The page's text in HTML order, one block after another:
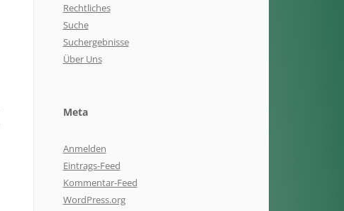
Rechtliches
Suche
Suchergebnisse
Über Uns
Meta
Anmelden
Eintrags-Feed
Kommentar-Feed
WordPress.org